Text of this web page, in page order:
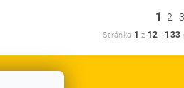
1 2 3
Stránka 1 z 12 - 133